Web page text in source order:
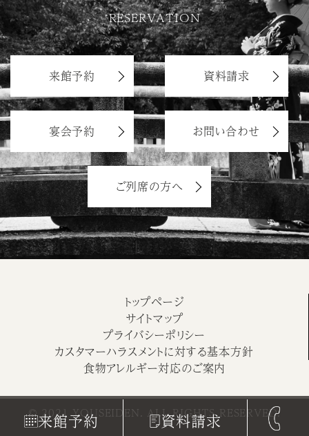
来館予約 資料請求
RESERVATION
来館予約 資料請求
宴会予約 お問い合わせ
ご列席の方へ
トップページ
サイトマップ
プライバシーポリシー
カスタマーハラスメントに対する基本方針
食物アレルギー対応のご案内
© 2021 YOUSEIDEN. ALL RIGHTS RESERVED.